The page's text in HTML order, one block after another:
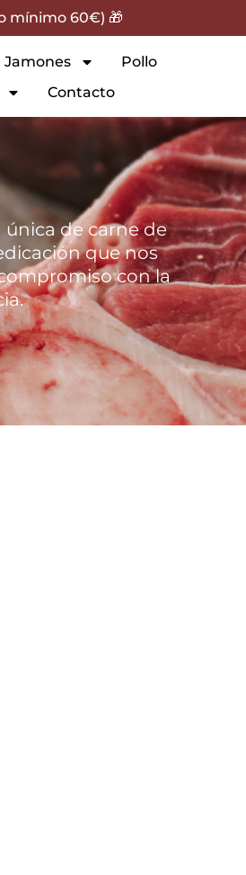
mínimo 60€) 🎁
Jamones
Pollo
Contacto
única de carne de
que nos
con la